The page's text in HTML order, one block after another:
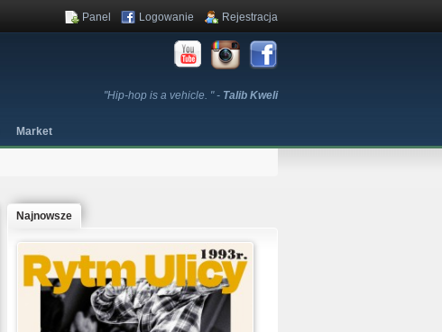
"Hip-hop is a vehicle. " - Talib Kweli
Panel Logowanie Rejestracja
Market
Najnowsze